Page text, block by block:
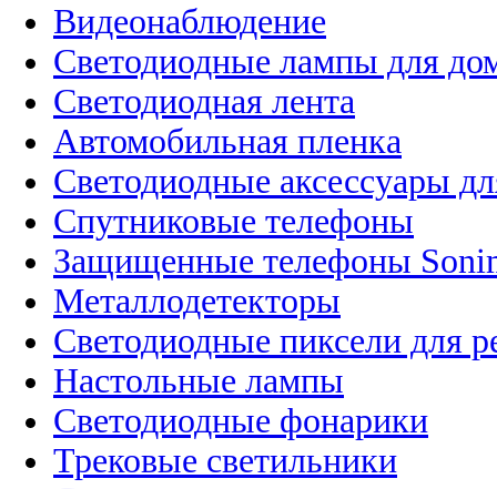
Видеонаблюдение
Светодиодные лампы для
Светодиодная лента
Автомобильная пленка
Светодиодные аксессуары
Спутниковые телефоны
Защищенные телефоны
Металлодетекторы
Светодиодные пиксели для
Настольные лампы
Светодиодные фонарики
Трековые светильники